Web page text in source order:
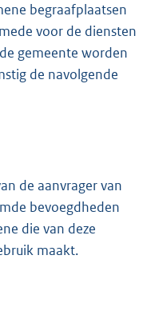
begraafplaatsen
voor de diensten
gemeente worden
de navolgende
de aanvrager van
bevoegdheden
die van deze
maakt.